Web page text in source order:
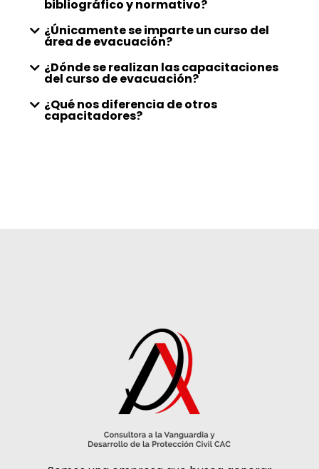
bibliográfico y normativo?
¿Únicamente se imparte un curso del
área de evacuación?
¿Dónde se realizan las capacitaciones
del curso de evacuación?
¿Qué nos diferencia de otros
capacitadores?